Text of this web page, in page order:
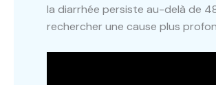
la diarrhée persiste au-delà de
rechercher une cause plus